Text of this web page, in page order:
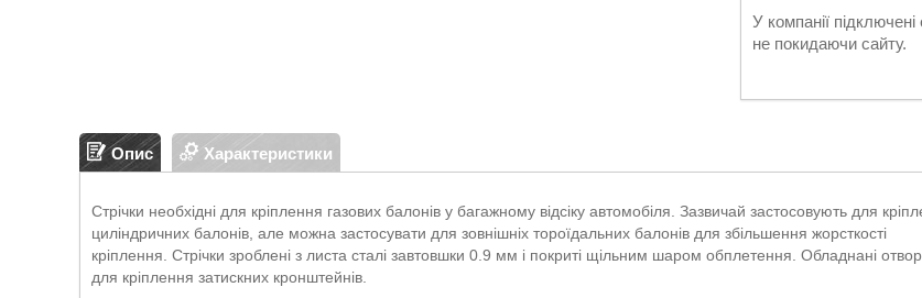
У компанії
не покидаючи сайту.
Опис Характеристики
Стрічки необхідні для кріплення газових балонів у багажному відсіку автомобіля. Зазвичай застосовують для
циліндричних балонів, але можна застосувати для зовнішніх тороїдальних балонів для збільшення жорсткості
кріплення. Стрічки зроблені з листа сталі завтовшки 0.9 мм і покриті щільним шаром обплетення. Обладнані
для кріплення затискних кронштейнів.